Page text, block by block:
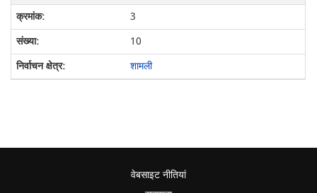
3
10
शामली
वेबसाइट नीतियां